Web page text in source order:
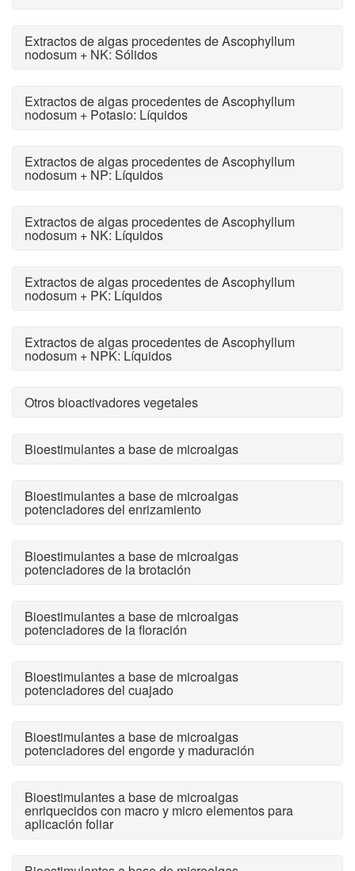
Extractos de algas procedentes de Ascophyllum
nodosum + NK: Sólidos
Extractos de algas procedentes de Ascophyllum
nodosum + Potasio: Líquidos
Extractos de algas procedentes de Ascophyllum
nodosum + NP: Líquidos
Extractos de algas procedentes de Ascophyllum
nodosum + NK: Líquidos
Extractos de algas procedentes de Ascophyllum
nodosum + PK: Líquidos
Extractos de algas procedentes de Ascophyllum
nodosum + NPK: Líquidos
Otros bioactivadores vegetales
Bioestimulantes a base de microalgas
Bioestimulantes a base de microalgas
potenciadores del enrizamiento
Bioestimulantes a base de microalgas
potenciadores de la brotación
Bioestimulantes a base de microalgas
potenciadores de la floración
Bioestimulantes a base de microalgas
potenciadores del cuajado
Bioestimulantes a base de microalgas
potenciadores del engorde y maduración
Bioestimulantes a base de microalgas
enriquecidos con macro y micro elementos para
aplicación foliar